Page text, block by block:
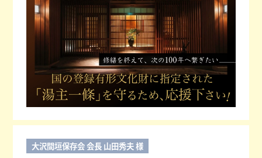
大沢間垣保存会 会長 山田秀夫 様